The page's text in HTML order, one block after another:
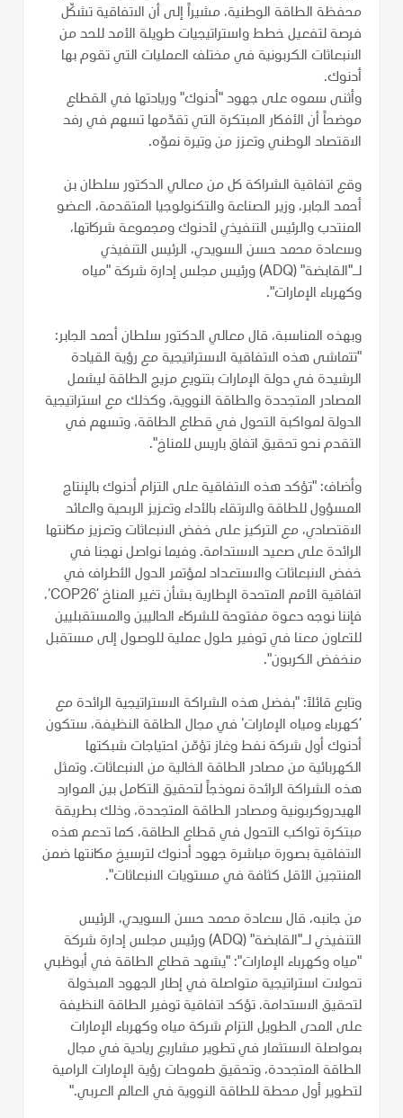
محفظة الطاقة الوطنية، مشيراً إلى أن الاتفاقية تشكّل
فرصة لتفعيل خطط واستراتيجيات طويلة الأمد للحد من
الانبعاثات الكربونية في مختلف العمليات التي تقوم بها
أدنوك.
وأثنى سموه على جهود "أدنوك" وريادتها في القطاع
موضحاً أن الأفكار المبتكرة التي تقدّمها تسهم في رفد
الاقتصاد الوطني وتعزز من وتيرة نموّه.
وقع اتفاقية الشراكة كل من معالي الدكتور سلطان بن
أحمد الجابر، وزير الصناعة والتكنولوجيا المتقدمة، العضو
المنتدب والرئيس التنفيذي لأدنوك ومجموعة شركاتها،
وسعادة محمد حسن السويدي، الرئيس التنفيذي
لـ"القابضة" (ADQ) ورئيس مجلس إدارة شركة "مياه
وكهرباء الإمارات".
وبهذه المناسبة، قال معالي الدكتور سلطان أحمد الجابر:
"تتماشى هذه الاتفاقية الاستراتيجية مع رؤية القيادة
الرشيدة في دولة الإمارات بتنويع مزيج الطاقة ليشمل
المصادر المتجددة والطاقة النووية، وكذلك مع استراتيجية
الدولة لمواكبة التحول في قطاع الطاقة، وتسهم في
التقدم نحو تحقيق اتفاق باريس للمناخ".
وأضاف: "تؤكد هذه الاتفاقية على التزام أدنوك بالإنتاج
المسؤول للطاقة والارتقاء بالأداء وتعزيز الربحية والعائد
الاقتصادي، مع التركيز على خفض الانبعاثات وتعزيز مكانتها
الرائدة على صعيد الاستدامة. وفيما نواصل نهجنا في
خفض الانبعاثات والاستعداد لمؤتمر الدول الأطراف في
اتفاقية الأمم المتحدة الإطارية بشأن تغير المناخ ’COP26‘،
فإننا نوجه دعوة مفتوحة للشركاء الحاليين والمستقبليين
للتعاون معنا في توفير حلول عملية للوصول إلى مستقبل
منخفض الكربون".
وتابع قائلاً: "بفضل هذه الشراكة الاستراتيجية الرائدة مع
’كهرباء ومياه الإمارات‘ في مجال الطاقة النظيفة، ستكون
أدنوك أول شركة نفط وغاز تؤمّن احتياجات شبكتها
الكهربائية من مصادر الطاقة الخالية من الانبعاثات. وتمثل
هذه الشراكة الرائدة نموذجاً لتحقيق التكامل بين الموارد
الهيدروكربونية ومصادر الطاقة المتجددة، وذلك بطريقة
مبتكرة تواكب التحول في قطاع الطاقة، كما تدعم هذه
الاتفاقية بصورة مباشرة جهود أدنوك لترسيخ مكانتها ضمن
المنتجين الأقل كثافة في مستويات الانبعاثات".
من جانبه، قال سعادة محمد حسن السويدي، الرئيس
التنفيذي لـ"القابضة" (ADQ) ورئيس مجلس إدارة شركة
"مياه وكهرباء الإمارات": "يشهد قطاع الطاقة في أبوظبي
تحولات استراتيجية متواصلة في إطار الجهود المبذولة
لتحقيق الاستدامة. تؤكد اتفاقية توفير الطاقة النظيفة
على المدى الطويل التزام شركة مياه وكهرباء الإمارات
بمواصلة الاستثمار في تطوير مشاريع ريادية في مجال
الطاقة المتجددة، وتحقيق طموحات رؤية الإمارات الرامية
لتطوير أول محطة للطاقة النووية في العالم العربي."